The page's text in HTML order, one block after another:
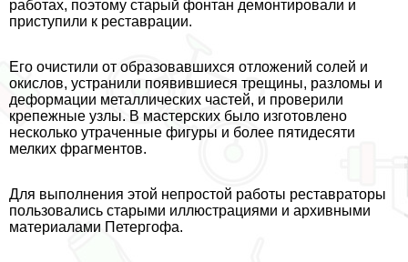
работах, поэтому старый фонтан демонтировали и
приступили к реставрации.
Его очистили от образовавшихся отложений солей и
окислов, устранили появившиеся трещины, разломы и
деформации металлических частей, и проверили
крепежные узлы. В мастерских было изготовлено
несколько утраченные фигуры и более пятидесяти
мелких фрагментов.
Для выполнения этой непростой работы реставраторы
пользовались старыми иллюстрациями и архивными
материалами Петергофа.